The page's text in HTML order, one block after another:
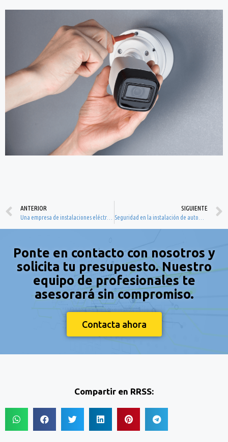
ANTERIOR SIGUIENTE
Ponte en contacto con nosotros y
solicita tu presupuesto. Nuestro
equipo de profesionales te
asesorará sin compromiso.
Contacta ahora
Compartir en RRSS: